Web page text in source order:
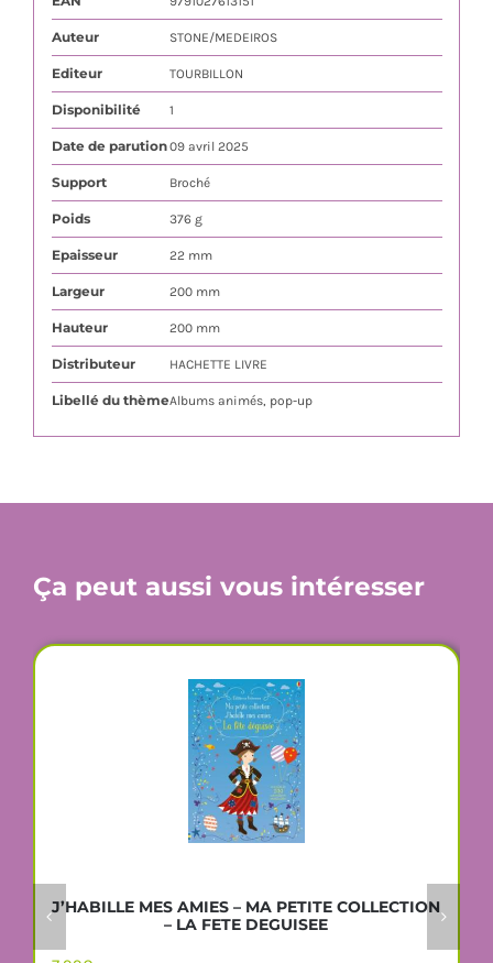
Auteur STONE/MEDEIROS
Editeur TOURBILLON
Disponibilité 1
Date de parution09 avril 2025
Support Broché
Poids 376 g
Epaisseur 22 mm
Largeur 200 mm
Hauteur 200 mm
Distributeur HACHETTE LIVRE
Libellé du thèmeAlbums animés, pop-up
Ça peut aussi vous intéresser
J’HABILLE MES AMIES – MA PETITE COLLECTION
– LA FETE DEGUISEE